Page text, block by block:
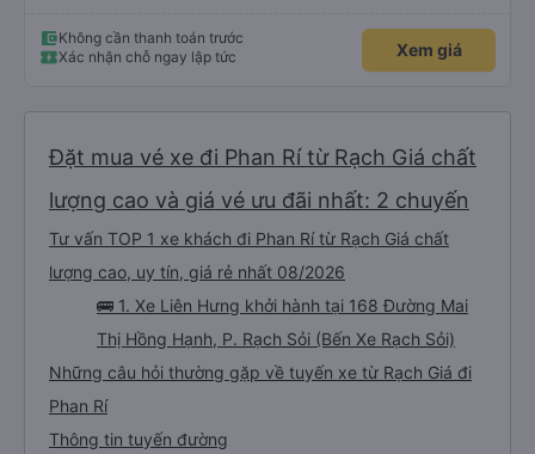
ấm hoặc áo khoác mỏng, vì thỉnh thoảng trời khá lạnh, và chăn mền thì hơi
cũ, nhưng vẫn có sẵn. Cổng USB để sạc điện thoại hoạt động tốt, và có giấy
vệ sinh. Mọi thứ khá sạch sẽ. Chúng tôi trở về từ Đà Nẵng (bến xe Đà Nẵng,
chọn công ty này và đặt chỗ ngồi VIP.
Không cần thanh toán trước
Xác nhận chỗ ngay lập tức
Xem giá
Đặt mua vé xe đi Phan Rí từ Rạch Giá chất
lượng cao và giá vé ưu đãi nhất: 2 chuyến
Tư vấn TOP 1 xe khách đi Phan Rí từ Rạch Giá chất
lượng cao, uy tín, giá rẻ nhất 08/2026
🚌 1. Xe Liên Hưng khởi hành tại 168 Đường Mai
Thị Hồng Hạnh, P. Rạch Sỏi (Bến Xe Rạch Sỏi)
Những câu hỏi thường gặp về tuyến xe từ Rạch Giá đi
Phan Rí
Thông tin tuyến đường